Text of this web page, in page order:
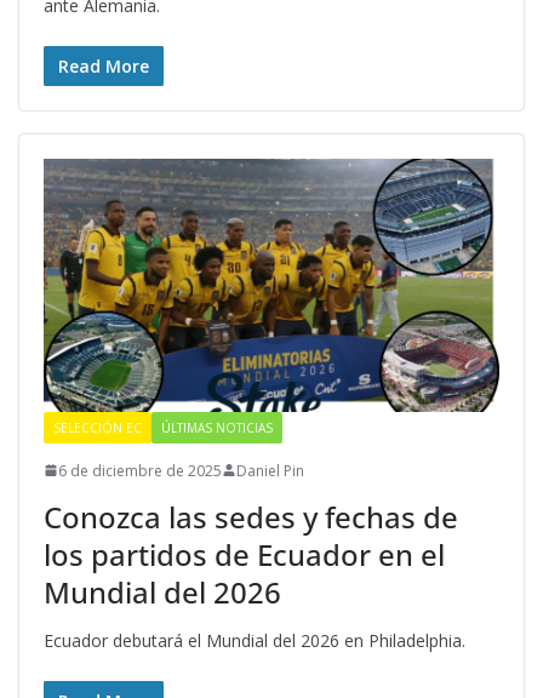
ante Alemania.
Read More
SELECCIÓN EC ÚLTIMAS NOTICIAS
6 de diciembre de 2025 Daniel Pin
Conozca las sedes y fechas de
los partidos de Ecuador en el
Mundial del 2026
Ecuador debutará el Mundial del 2026 en Philadelphia.